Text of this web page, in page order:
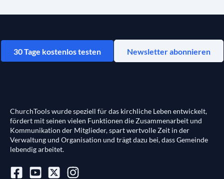
30 Tage kostenlos testen Newsletter abonnieren
ChurchTools wurde speziell für das kirchliche Leben entwickelt,
fördert mit seinen vielen Funktionen die Zusammenarbeit und
Kommunikation der Mitglieder, spart wertvolle Zeit in der
Verwaltung und Organisation und trägt dazu bei, dass Gemeinde
lebendig arbeitet.